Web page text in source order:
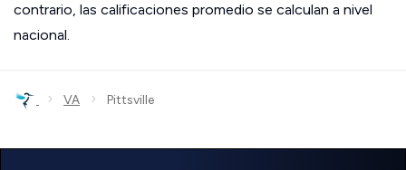
contrario, las calificaciones promedio se calculan a nivel
nacional.
› VA › Pittsville